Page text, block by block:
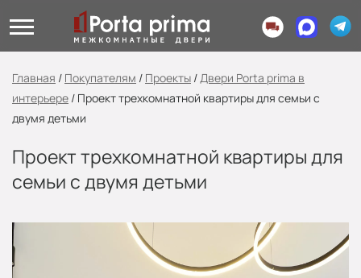
Главная / Покупателям / Проекты /Двери Porta prima в
интерьере / Проект трехкомнатной квартиры для семьи с
двумя детьми
Проект трехкомнатной квартиры для
семьи с двумя детьми